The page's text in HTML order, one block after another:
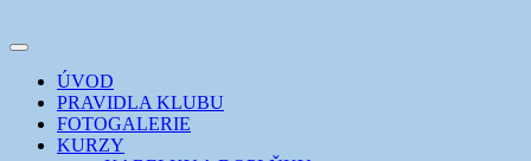
k
webuEVIKLUB
šicí klub
Toggle
navigation
ÚVOD
PRAVIDLA KLUBU
FOTOGALERIE
KURZY